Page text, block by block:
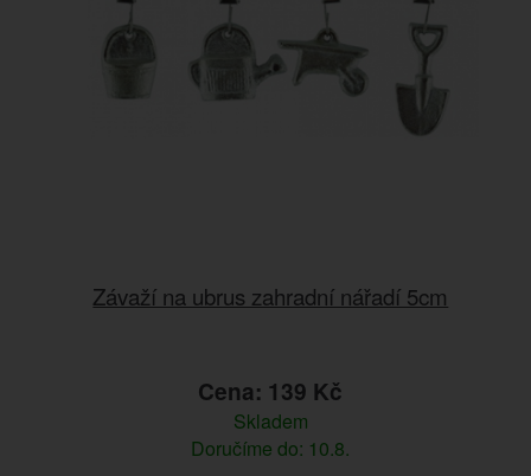
Závaží na ubrus zahradní nářadí 5cm
Cena: 139 Kč
Skladem
Doručíme do: 10.8.